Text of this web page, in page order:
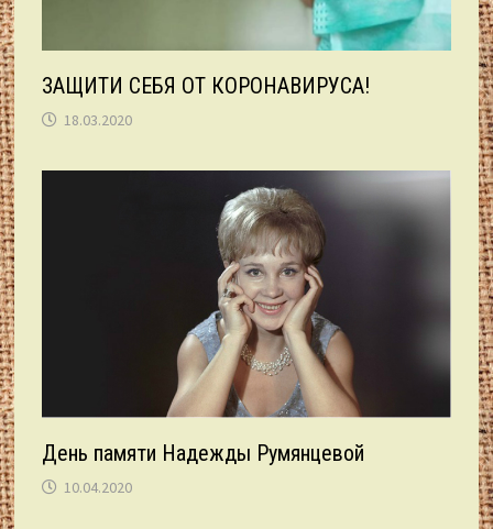
ЗАЩИТИ СЕБЯ ОТ КОРОНАВИРУСА!
18.03.2020
День памяти Надежды Румянцевой
10.04.2020